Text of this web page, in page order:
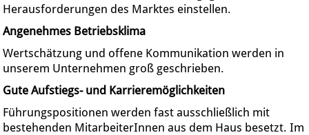
Herausforderungen des Marktes einstellen.
Angenehmes Betriebsklima
Wertschätzung und offene Kommunikation werden in
unserem Unternehmen groß geschrieben.
Gute Aufstiegs- und Karrieremöglichkeiten
Führungspositionen werden fast ausschließlich mit
bestehenden MitarbeiterInnen aus dem Haus besetzt. Im